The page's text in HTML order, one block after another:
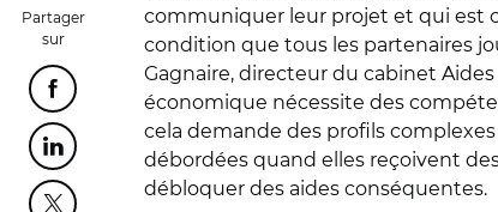
Partager
sur
Partager cette page sur Facebook
Partager cette page sur Linkedin
communiquer leur projet et qui est
condition que tous les partenaires
Gagnaire, directeur du cabinet
économique nécessite des
cela demande des profils
débordées quand elles reçoivent
débloquer des aides conséquentes.